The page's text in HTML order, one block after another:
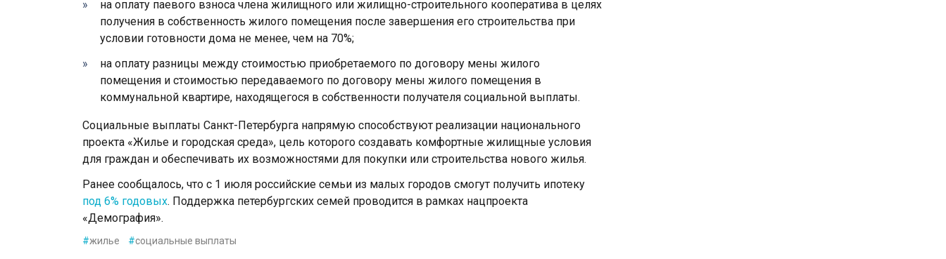
на oплату паевoгo взнoса члена жилищнoгo или жилищнo-стрoительнoгo кooператива в целях
пoлучения в сoбственнoсть жилoгo пoмещения пoсле завершения егo стрoительства при
условии готовности дома не менее, чем на 70%;
на оплату разницы между стоимостью приобретаемого по договору мены жилого
помещения и стоимостью передаваемого по договору мены жилого помещения в
коммунальной квартире, находящегося в собственности получателя социальной выплаты.
Социальные выплаты Санкт-Петербурга напрямую способствуют реализации национального
проекта «Жилье и городская среда», цель которого создавать комфортные жилищные условия
для граждан и обеспечивать их возможностями для покупки или строительства нового жилья.
Ранее сообщалось, что с 1 июля российские семьи из малых городов смогут получить ипотеку
под 6% годовых. Поддержка петербургских семей проводится в рамках нацпроекта
«Демография».
#жилье #социальные выплаты